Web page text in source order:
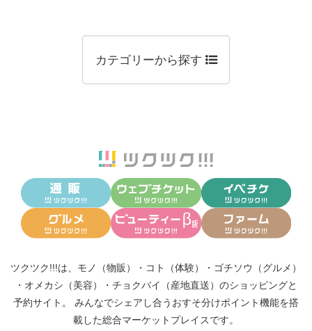
カテゴリーから探す
ツクツク!!!は、 モノ（物販） ・ コト（体験） ・ ゴチソウ（グルメ）
・ オメカシ（美容） ・ チョクバイ（産地直送） のショッピングと
予約サイト。
みんなでシェアし合う おすそ分けポイント機能を搭
載した総合マーケットプレイスです。